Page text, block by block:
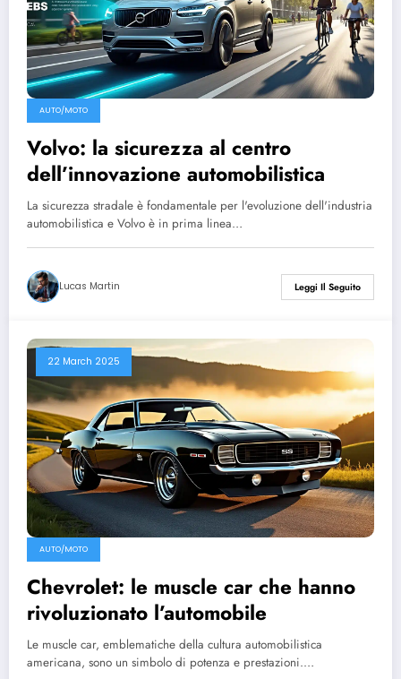
AUTO/MOTO
Volvo: la sicurezza al centro
dell’innovazione automobilistica
La sicurezza stradale è fondamentale per l'evoluzione dell'industria
automobilistica e Volvo è in prima linea…
Lucas Martin Leggi Il Seguito
22 March 2025
AUTO/MOTO
Chevrolet: le muscle car che hanno
rivoluzionato l’automobile
Le muscle car, emblematiche della cultura automobilistica
americana, sono un simbolo di potenza e prestazioni.…